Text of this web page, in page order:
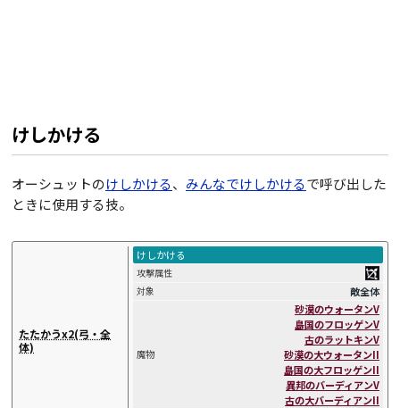
けしかける
オーシュットのけしかける、 みんなでけしかけるで呼び出した
ときに使用する技。
たたかうx2(弓・全
体)
けしかける
攻撃属性
対象
敵全体
魔物
砂漠のウォータンV
島国のフロッゲンV
古のラットキンV
砂漠の大ウォータンII
島国の大フロッゲンII
異邦のバーディアンV
古の大バーディアンII